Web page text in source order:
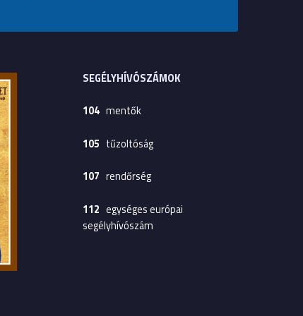
SEGÉLYHÍVÓSZÁMOK
104mentők
105 tűzoltóság
107 rendőrség
112 egységes európai
segélyhívószám